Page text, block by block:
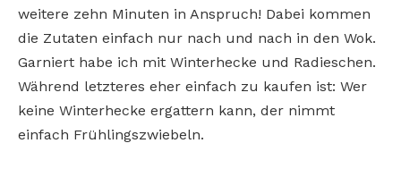
weitere zehn Minuten in Anspruch! Dabei kommen
die Zutaten einfach nur nach und nach in den Wok.
Garniert habe ich mit Winterhecke und Radieschen.
Während letzteres eher einfach zu kaufen ist: Wer
keine Winterhecke ergattern kann, der nimmt
einfach Frühlingszwiebeln.